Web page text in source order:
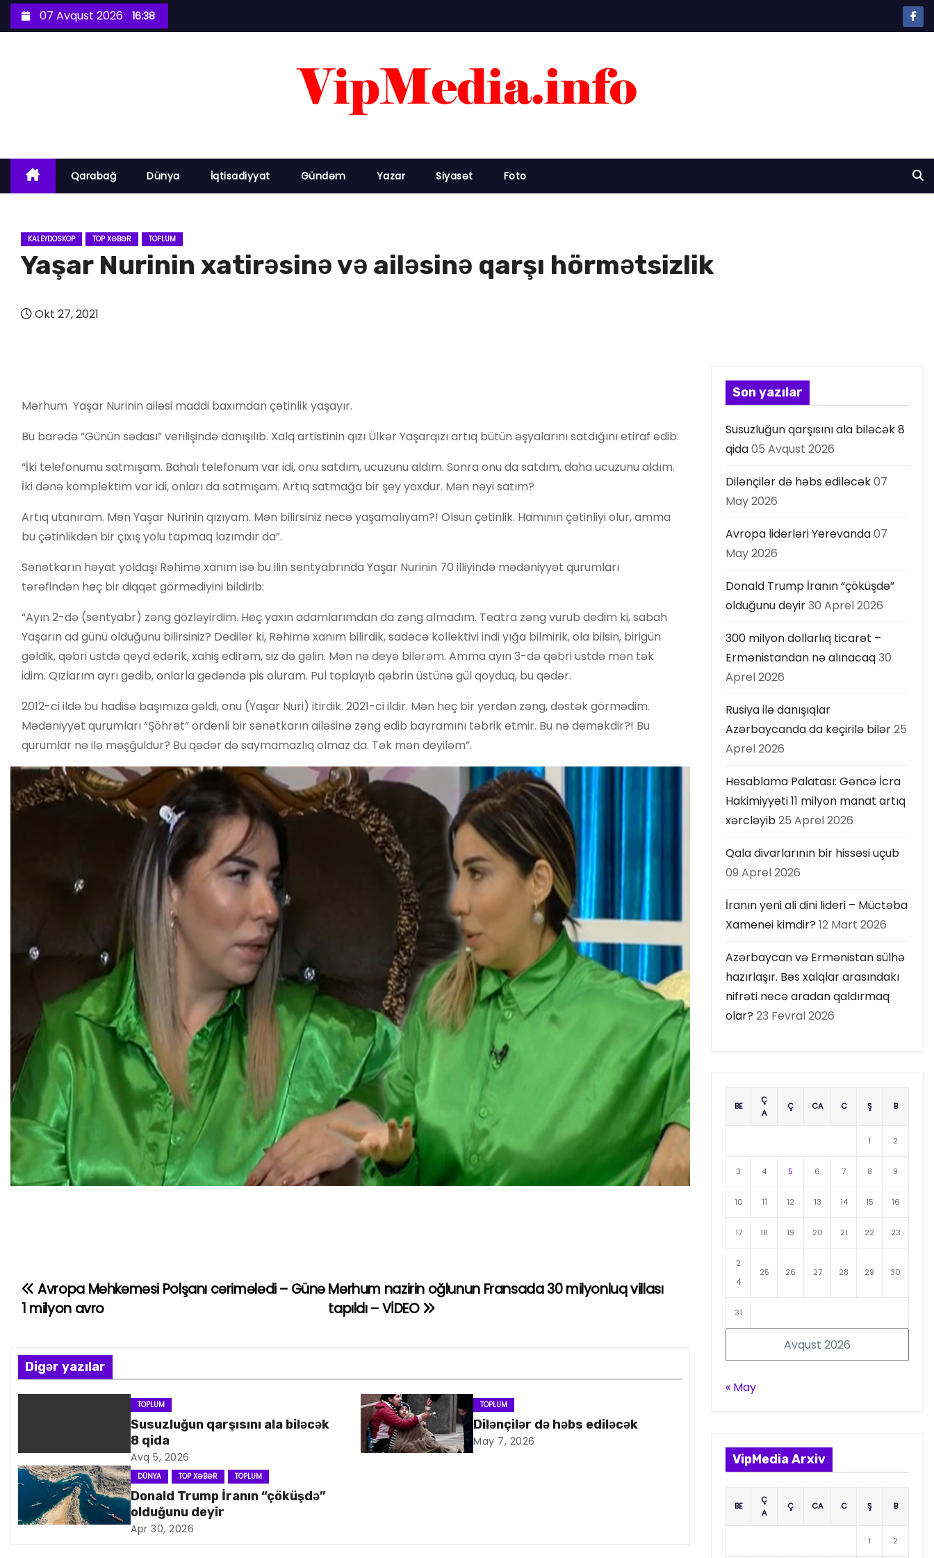
k
07 Avqust 2026 16:38
Qarabağ Dünya İqtisadiyyat Gündəm Yazar Siyasət Foto
KALEYDOSKOP TOP XƏBƏR TOPLUM
Yaşar Nurinin xatirəsinə və ailəsinə qarşı hörmətsizlik
Okt 27, 2021
Mərhum Yaşar Nurinin ailəsi maddi baxımdan çətinlik yaşayır.
Bu barədə “Günün sədası” verilişində danışılıb. Xalq artistinin qızı Ülkər Yaşarqızı artıq bütün əşyalarını satdığını etiraf edib:
“İki telefonumu satmışam. Bahalı telefonum var idi, onu satdım, ucuzunu aldım. Sonra onu da satdım, daha ucuzunu aldım.
İki dənə komplektim var idi, onları da satmışam. Artıq satmağa bir şey yoxdur. Mən nəyi satım?
Artıq utanıram. Mən Yaşar Nurinin qızıyam. Mən bilirsiniz necə yaşamalıyam?! Olsun çətinlik. Hamının çətinliyi olur, amma
bu çətinlikdən bir çıxış yolu tapmaq lazımdır da”.
Sənətkarın həyat yoldaşı Rəhimə xanım isə bu ilin sentyabrında Yaşar Nurinin 70 illiyində mədəniyyət qurumları
tərəfindən heç bir diqqət görmədiyini bildirib:
“Ayın 2-də (sentyabr) zəng gözləyirdim. Heç yaxın adamlarımdan da zəng almadım. Teatra zəng vurub dedim ki, sabah
Yaşarın ad günü olduğunu bilirsiniz? Dedilər ki, Rəhimə xanım bilirdik, sadəcə kollektivi indi yığa bilmirik, ola bilsin, birigün
gəldik, qəbri üstdə qeyd edərik, xahiş edirəm, siz də gəlin. Mən nə deyə bilərəm. Amma ayın 3-də qəbri üstdə mən tək
idim. Qızlarım ayrı gedib, onlarla gedəndə pis oluram. Pul toplayıb qəbrin üstünə gül qoyduq, bu qədər.
2012-ci ildə bu hadisə başımıza gəldi, onu (Yaşar Nuri) itirdik. 2021-ci ildir. Mən heç bir yerdən zəng, dəstək görmədim.
Mədəniyyət qurumları “Şöhrət” ordenli bir sənətkarın ailəsinə zəng edib bayramını təbrik etmir. Bu nə deməkdir?! Bu
qurumlar nə ilə məşğuldur? Bu qədər də saymamazlıq olmaz da. Tək mən deyiləm”.
Y
z
ı
v
q
Mərhum nazirin oğlunun Fransada 30 milyonluq villası
tapıldı – VİDEO
Avropa Məhkəməsi Polşanı cərimələdi – Günə
1 milyon avro
Digər yazılar
TOPLUM
Susuzluğun qarşısını ala biləcək
8 qida
Avq 5, 2026
TOPLUM
Dilənçilər də həbs ediləcək
May 7, 2026
DÜNYA TOP XƏBƏR TOPLUM
Donald Trump İranın “çöküşdə”
olduğunu deyir
Apr 30, 2026
Son yazılar
Susuzluğun qarşısını ala biləcək 8
qida05 Avqust 2026
Dilənçilər də həbs ediləcək07
May 2026
Avropa liderləri Yerevanda07
May 2026
Donald Trump İranın “çöküşdə”
olduğunu deyir30 Aprel 2026
300 milyon dollarlıq ticarət –
Ermənistandan nə alınacaq30
Aprel 2026
Rusiya ilə danışıqlar
Azərbaycanda da keçirilə bilər25
Aprel 2026
Hesablama Palatası: Gəncə İcra
Hakimiyyəti 11 milyon manat artıq
xərcləyib25 Aprel 2026
Qala divarlarının bir hissəsi uçub
09 Aprel 2026
İranın yeni ali dini lideri – Müctəba
Xamenei kimdir? 12 Mart 2026
Azərbaycan və Ermənistan sülhə
hazırlaşır. Bəs xalqlar arasındakı
nifrəti necə aradan qaldırmaq
olar? 23 Fevral 2026
Avqust 2026
BE
Ç
A
Ç CA C Ş B
1 2
3 4 5 6 7 8 9
10 11 12 13 14 15 16
17 18 19 20 21 22 23
2
4
25 26 27 28 29 30
31
« May
VipMedia Arxiv
BE
Ç
A
Ç CA C Ş B
1 2